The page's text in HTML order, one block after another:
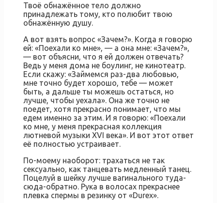
Твоё обнажённое тело должно
принадлежать тому, кто полюбит твою
обнажённую душу.
А вот взять вопрос «Зачем?». Когда я говорю
ей: «Поехали ко мне», — а она мне: «Зачем?»,
— вот объясни, что я ей должен отвечать?
Ведь у меня дома не боулинг, не кинотеатр.
Если скажу: «Займемся раз-два любовью,
мне точно будет хорошо, тебе — может
быть, а дальше ты можешь остаться, но
лучше, чтобы уехала». Она же точно не
поедет, хотя прекрасно понимает, что мы
едем именно за этим. И я говорю: «Поехали
ко мне, у меня прекрасная коллекция
лютневой музыки XVI века». И вот этот ответ
её полностью устраивает.
По-моему наоборот: трахаться не так
сексуально, как танцевать медленный танец.
Поцелуй в шейку лучше вагинального туда-
сюда-обратно. Рука в волосах прекраснее
плевка спермы в резинку от «Durex».